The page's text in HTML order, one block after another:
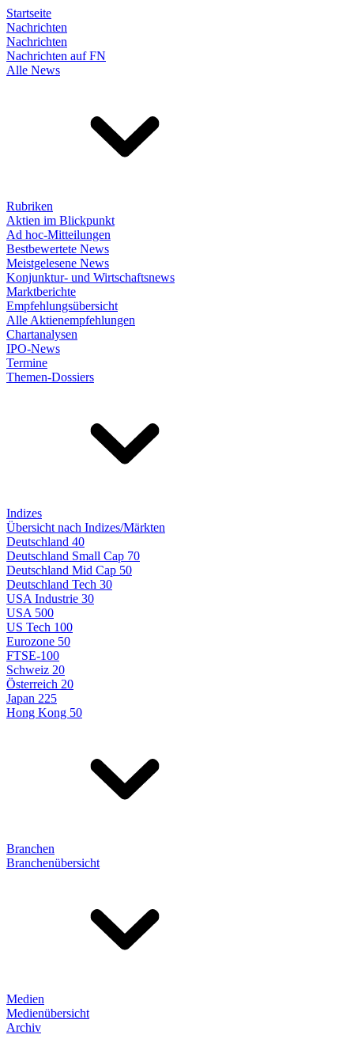
Startseite
Nachrichten
Nachrichten
Nachrichten auf FN
Alle News
Rubriken
Aktien im Blickpunkt
Ad hoc-Mitteilungen
Bestbewertete News
Meistgelesene News
Konjunktur- und Wirtschaftsnews
Marktberichte
Empfehlungsübersicht
Alle Aktienempfehlungen
Chartanalysen
IPO-News
Termine
Themen-Dossiers
Indizes
Übersicht nach Indizes/Märkten
Deutschland 40
Deutschland Small Cap 70
Deutschland Mid Cap 50
Deutschland Tech 30
USA Industrie 30
USA 500
US Tech 100
Eurozone 50
FTSE-100
Schweiz 20
Österreich 20
Japan 225
Hong Kong 50
Branchen
Branchenübersicht
Medien
Medienübersicht
Archiv